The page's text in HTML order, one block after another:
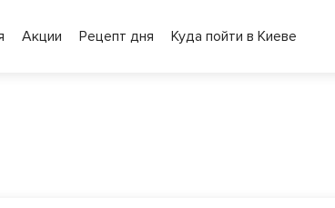
Акции Рецепт дня Куда пойти в Киеве